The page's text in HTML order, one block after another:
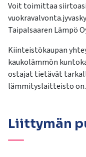
Voit toimittaa
Taipalsaaren Lämpö
Kiinteistökaupan
kaukolämmön
ostajat tietävät
lämmityslaitteisto on.
Liittymän